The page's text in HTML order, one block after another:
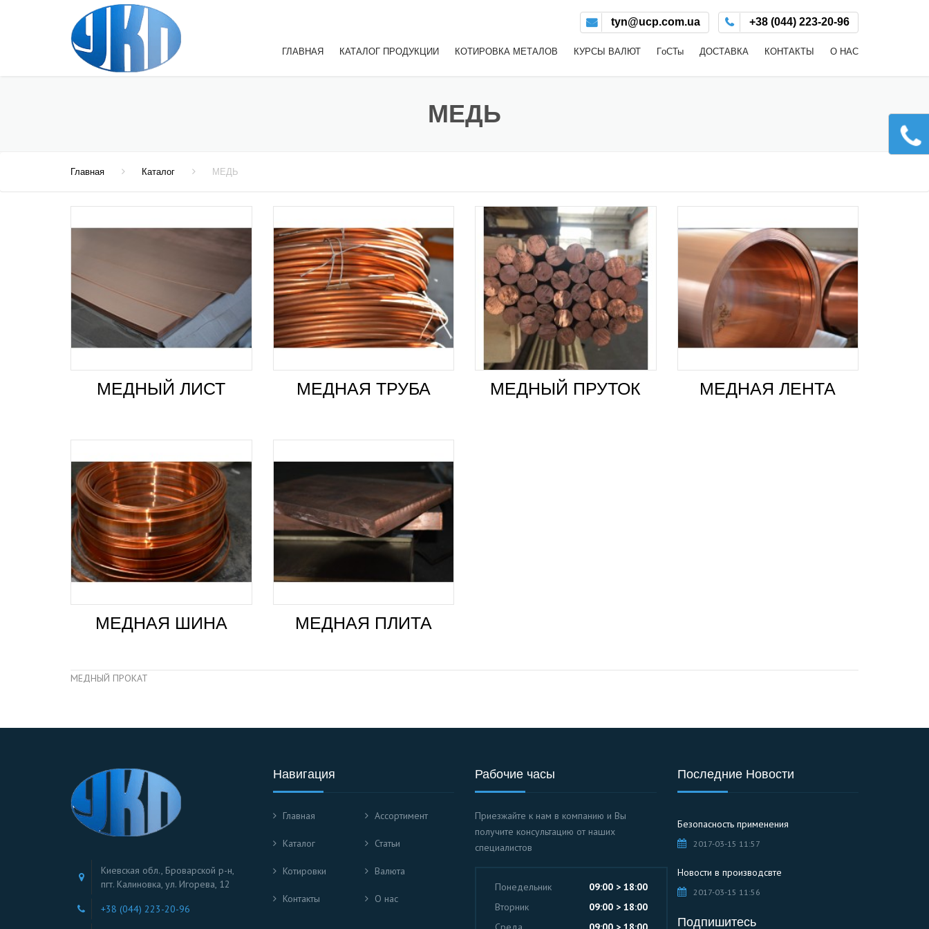
tyn@ucp.com.ua +38 (044) 223-20-96
ГЛАВНАЯ КАТАЛОГ ПРОДУКЦИИ
ЛАТУНЬ
МЕДЬ
НЕРЖАВЕЮЩИЕ И
ЖАРОПРОЧНЫЕ СТАЛИ
КОТИРОВКА МЕТАЛОВ КУРСЫ ВАЛЮТ ГoСТы ДОСТАВКА КОНТАКТЫ О НАС
МЕДЬ
Главная Каталог МЕДЬ
МЕДНЫЙ ЛИСТ МЕДНАЯ ТРУБА МЕДНЫЙ ПРУТОК МЕДНАЯ ЛЕНТА
МЕДНАЯ ШИНА МЕДНАЯ ПЛИТА
МЕДНЫЙ ПРОКАТ
Киевская обл., Броварской р-н,
пгт. Калиновка, ул. Игорева, 12
+38 (044) 223-20-96
Навигация
Главная Ассортимент
Каталог Статьи
Котировки Валюта
Контакты О нас
Рабочие часы
Приезжайте к нам в компанию и Вы
получите консультацию от наших
специалистов
Понедельник
09:00 > 18:00
Вторник
09:00 > 18:00
Последние Новости
Безопасность применения
2017-03-15 11:57
Новости в производсвте
2017-03-15 11:56
Подпишитесь